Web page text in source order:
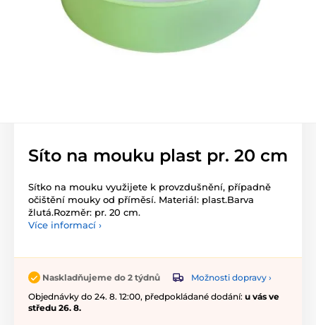
Síto na mouku plast pr. 20 cm
Sítko na mouku využijete k provzdušnění, případně
očištění mouky od příměsí. Materiál: plast.Barva
žlutá.Rozměr: pr. 20 cm.
Více informací ›
Naskladňujeme do 2 týdnů
Možnosti dopravy ›
Objednávky do 24. 8. 12:00, předpokládané dodání: u vás ve
středu 26. 8.